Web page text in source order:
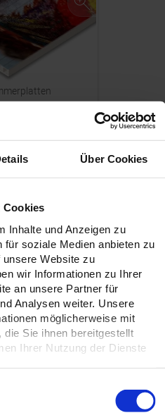
Über Cookies
Cookies
Inhalte und Anzeigen zu
für soziale Medien anbieten zu
unsere Website zu
wir Informationen zu Ihrer
an unsere Partner für
Analysen weiter. Unsere
möglicherweise mit
Sie ihnen bereitgestellt
Ihrer Nutzung der Dienste
Profi. Datencheck
unsere Profis checken